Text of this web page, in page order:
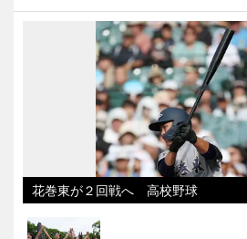
花巻東が２回戦へ 高校野球